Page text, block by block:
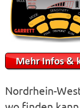
Nordrhein-